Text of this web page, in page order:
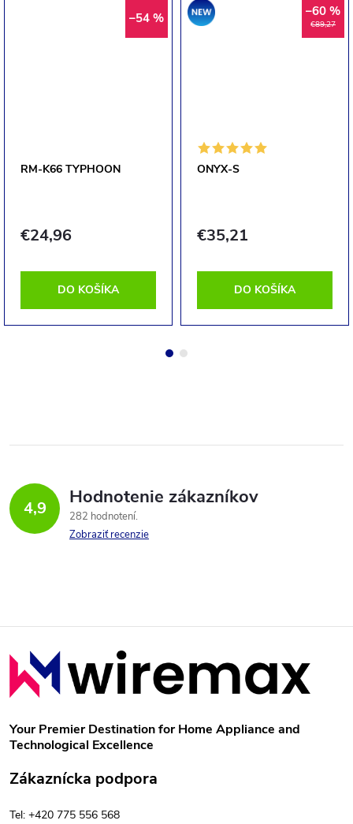
–54 %
RM-K66 TYPHOON
€24,96
DO KOŠÍKA
Akcia
€89,27
–60 %
ONYX-S
€35,21
DO KOŠÍKA
4,9 Hodnotenie zákazníkov
282 hodnotení
Zobraziť recenzie
Z
á
p
ä
t
Your Premier Destination for Home Appliance and
Technological Excellence
Zákaznícka podpora
Tel: +420 775 556 568